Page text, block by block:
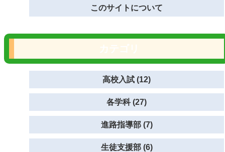
このサイトについて
高校入試 (12)
各学科 (27)
進路指導部 (7)
生徒支援部 (6)